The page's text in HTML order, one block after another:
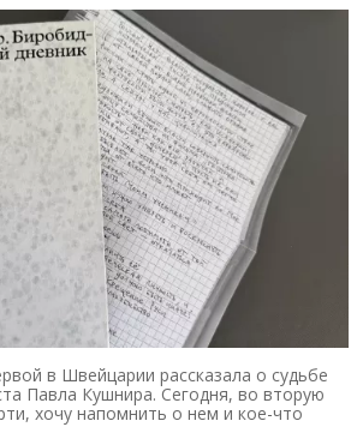
в Швейцарии рассказала о судьбе
Павла Кушнира. Сегодня, во вторую
хочу напомнить о нем и кое-что